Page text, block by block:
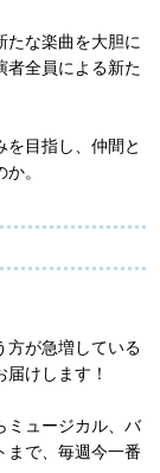
たな楽曲を大胆に
者全員による新た
目指し、仲間と
。
方が急増している
けします！
ミュージカル、バ
まで、毎週今一番